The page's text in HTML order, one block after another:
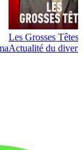
Les Grosses Têtes
Actualité du